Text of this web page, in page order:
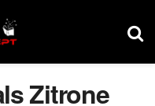
Zitrone